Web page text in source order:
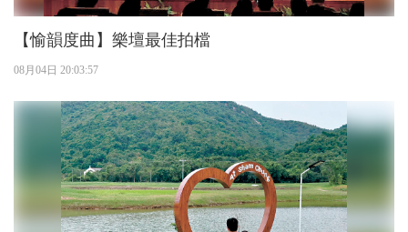
【愉韻度曲】樂壇最佳拍檔
08月04日 20:03:57